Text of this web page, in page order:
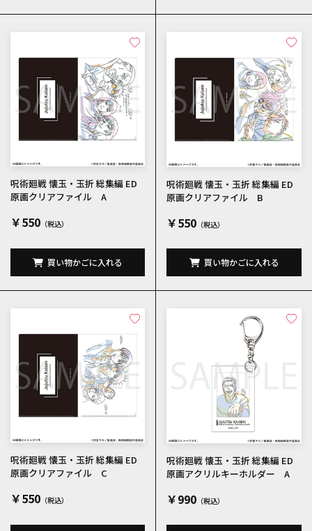
呪術廻戦 懐玉・玉折 総集編 ED
原画クリアファイル A
￥550
買い物かごに入れる
呪術廻戦 懐玉・玉折 総集編 ED
原画クリアファイル B
￥550
買い物かごに入れる
呪術廻戦 懐玉・玉折 総集編 ED
原画クリアファイル C
￥550
呪術廻戦 懐玉・玉折 総集編 ED
原画アクリルキーホルダー A
￥990